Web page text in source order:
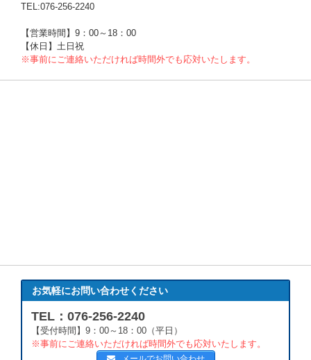
TEL:076-256-2240
【営業時間】9：00～18：00
【休日】土日祝
※事前にご連絡いただければ時間外でも応対いたします。
お気軽にお問い合わせください
TEL：076-256-2240
【受付時間】9：00～18：00（平日）
※事前にご連絡いただければ時間外でも応対いたします。